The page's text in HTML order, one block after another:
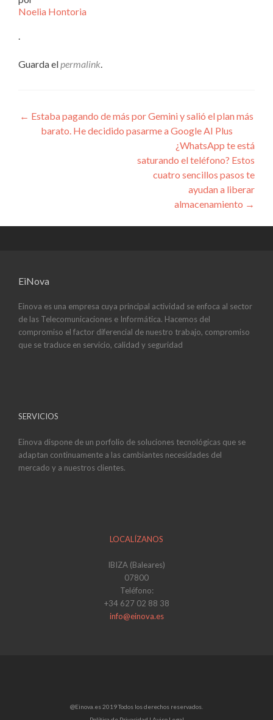
Noelia Hontoria
Guarda el permalink
Navegación
← Estaba pagando de más por Gemini y salió el plan más
barato. He decidido pasarme a Google AI Plus
¿WhatsApp te está
saturando el teléfono? Estos
cuatro sencillos pasos te
ayudan a liberar
almacenamiento →
EiNova
Einova es una empresa cuya principal actividad se enfoca al sector
de las Telecomunicaciones e Informática. Hacemos del
compromiso el factor diferencial de nuestro trabajo, compromiso
que se traduce en servicio, calidad y seguridad
SERVICIOS
Einova dispone de un porfolio de soluciones tecnológicas que se
adaptan continuamente a las cambiantes necesidades del
mercado y a nuestros clientes.
LOCALÍZANOS
IBIZA (Baleares)
07800
Teléfono:
+34 627 02 88 38
info@einova.es
@Einova.es 2019 Todos los derechos reservados.